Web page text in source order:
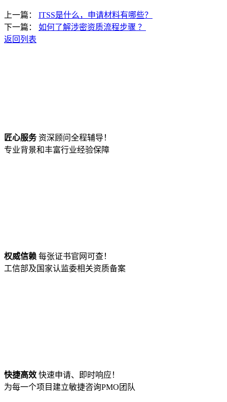
上一篇： ITSS是什么，申请材料有哪些？
下一篇： 如何了解涉密资质流程步骤 ？
返回列表
匠心服务资深顾问全程辅导！
专业背景和丰富行业经验保障
权威信赖 每张证书官网可查！
工信部及国家认监委相关资质备案
快捷高效 快速申请、即时响应！
为每一个项目建立敏捷咨询PMO团队